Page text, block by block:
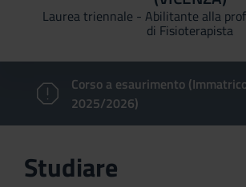
Laurea triennale - Abilitante alla
di Fisioterapista
Corso a esaurimento
2025/2026)
Studiare